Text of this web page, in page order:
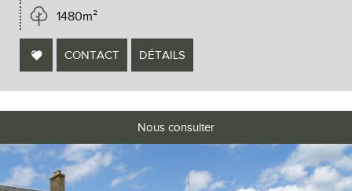
1480m²
CONTACT DÉTAILS
Nous consulter